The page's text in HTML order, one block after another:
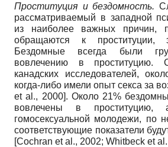
Проституция и бездомность.
рассматриваемый в западной
из наиболее важных причин,
обращаются к проституции,
Бездомные всегда были
вовлечению в проституцию.
канадских исследователей,
когда-либо имели опыт секса за
et al., 2000]. Около 21%
вовлечены в
гомосексуальной молодежи, по
соответствующие показатели
[Cochran et al., 2002; Whitbeck et